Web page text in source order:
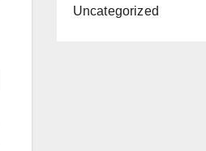
Uncategorized